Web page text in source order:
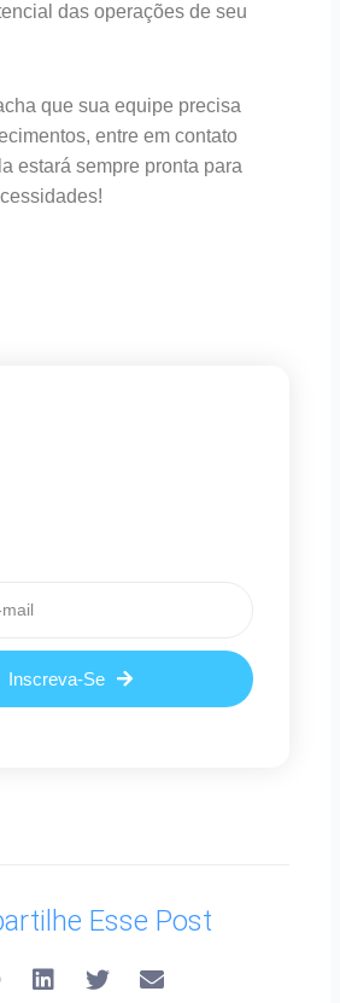
das operações de seu
que sua equipe precisa
entre em contato
estará sempre pronta para
Inscreva-Se
Esse Post